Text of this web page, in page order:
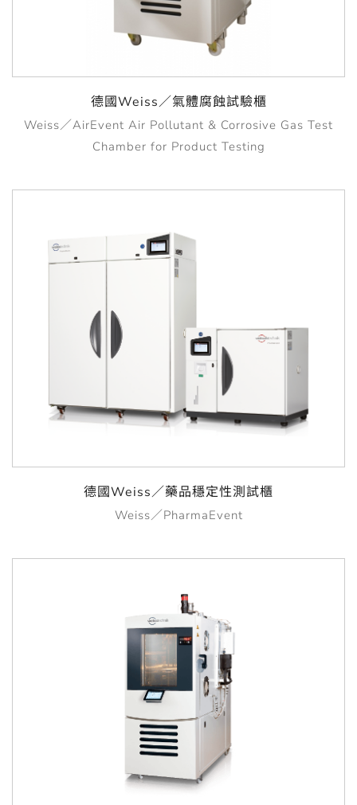
德國Weiss／氣體腐蝕試驗櫃
Weiss／AirEvent Air Pollutant & Corrosive Gas Test
Chamber for Product Testing
德國Weiss／藥品穩定性測試櫃
Weiss／PharmaEvent